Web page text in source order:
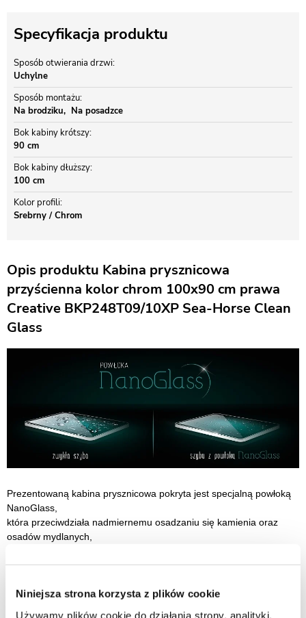
Niniejsza strona korzysta z plików cookie
Używamy plików cookie do działania strony, analityki,
Specyfikacja produktu
Sposób otwierania drzwi
Uchylne
Sposób montażu
Na brodziku
Na posadzce
Bok kabiny krótszy
90 cm
Bok kabiny dłuższy
100 cm
Kolor profili
Srebrny / Chrom
Opis produktu Kabina prysznicowa
przyścienna kolor chrom 100x90 cm prawa
Creative BKP248T09/10XP Sea-Horse Clean
Glass
Prezentowaną kabina prysznicowa pokryta jest specjalną powłoką
NanoGlass,
która przeciwdziała nadmiernemu osadzaniu się kamienia oraz
osadów mydlanych,
producenta: BKP248T09/10XP. Kolor: profile chrom / szkło
transparentne z powłoką CLEAN GLASS.